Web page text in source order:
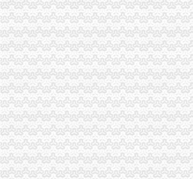
【重庆茶园新区审计代理|代办审计】-重庆赶集网
茶园新区工商代办-重庆爱问分类
【58同城】重庆南岸茶园新区资质证书办理_
【58同城】重庆南岸茶园新区工商注册_公司
重庆公司变更：实力商家代办茶园新区（经开
【58同城】茶园坡代理记账_茶园坡代理记账公
南岸区上市公司招聘_重庆茶园新区上市公司招
【58同城】茶园新区代驾_茶园新区代驾公司_
【58同城】重庆南岸茶园新区内资公司注册服
【重庆茶园新区货运代理公司|国际货运代理】-
【重庆南岸茶园新区代驾招聘网|2018年重庆南
重庆公司变更：财务低价代账、工商代理、较